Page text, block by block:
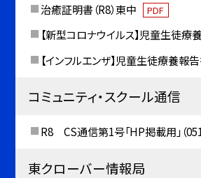
治癒証明書（R8）東中 PDF
【新型コロナウイルス】児童生徒療
【インフルエンザ】児童生徒療養報
コミュニティ・スクール通信
R8 CS通信第1号「HP掲載用」（
東クローバー情報局